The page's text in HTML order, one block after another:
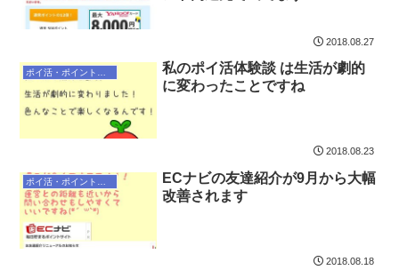
2018.08.27
私のポイ活体験談 は生活が劇的
に変わったことですね
2018.08.23
ポイ活・ポイントサイト
ECナビの友達紹介が9月から大幅
改善されます
2018.08.18